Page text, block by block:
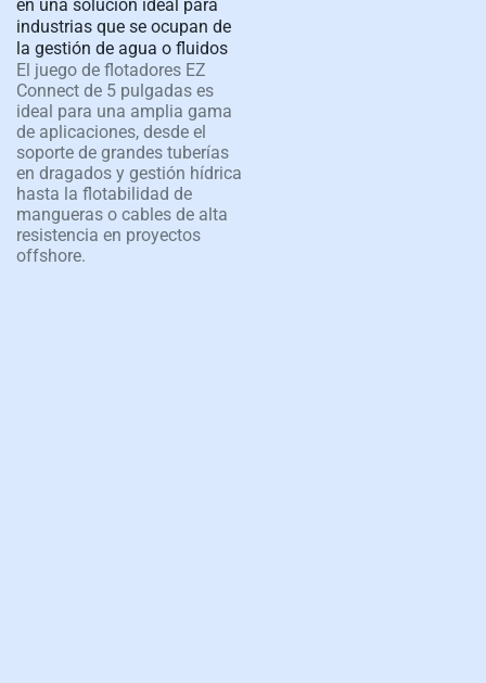
en una solución ideal para
industrias que se ocupan de
la gestión de agua o fluidos
El juego de flotadores EZ
Connect de 5 pulgadas es
ideal para una amplia gama
de aplicaciones, desde el
soporte de grandes tuberías
en dragados y gestión hídrica
hasta la flotabilidad de
mangueras o cables de alta
resistencia en proyectos
offshore.